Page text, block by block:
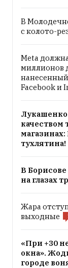
В
с колото-
Meta
миллионов
Facebook и
качеством
тухлятина!
В Борисове
на глазах
Жара
выходные
«При +30
окна».
городе